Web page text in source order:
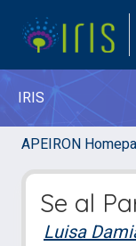
IRIS
APEIRON
Se al
Luisa